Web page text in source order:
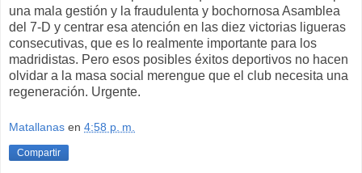
una mala gestión y la fraudulenta y bochornosa Asamblea
del 7-D y centrar esa atención en las diez victorias ligueras
consecutivas, que es lo realmente importante para los
madridistas. Pero esos posibles éxitos deportivos no hacen
olvidar a la masa social merengue que el club necesita una
regeneración. Urgente.
Matallanas en 4:58 p. m.
Compartir